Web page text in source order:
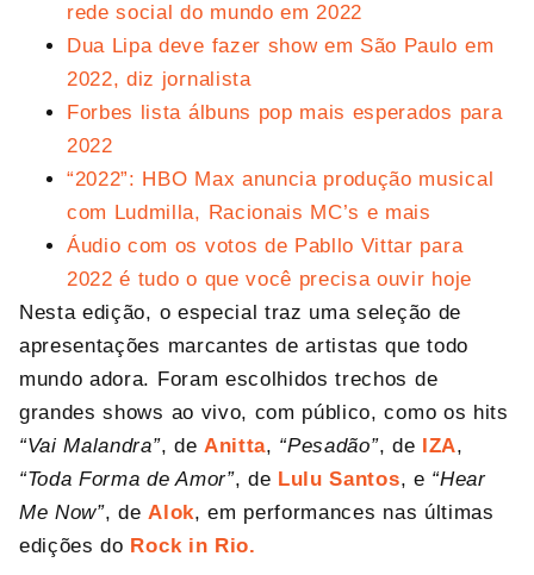
rede social do mundo em 2022
Dua Lipa deve fazer show em São Paulo em
2022, diz jornalista
Forbes lista álbuns pop mais esperados para
2022
“2022”: HBO Max anuncia produção musical
com Ludmilla, Racionais MC’s e mais
Áudio com os votos de Pabllo Vittar para
2022 é tudo o que você precisa ouvir hoje
Nesta edição, o especial traz uma seleção de
apresentações marcantes de artistas que todo
mundo adora. Foram escolhidos trechos de
grandes shows ao vivo, com público, como os hits
“Vai Malandra”, de Anitta, “Pesadão”, de IZA,
“Toda Forma de Amor”, de Lulu Santos, e “Hear
Me Now”, deAlok, em performances nas últimas
edições do Rock in Rio.